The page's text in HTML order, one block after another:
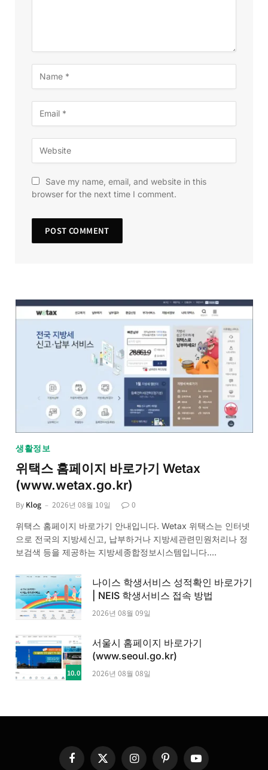
Save my name, email, and website in this
browser for the next time I comment.
생활정보
위택스 홈페이지 바로가기 Wetax
(www.wetax.go.kr)
By Klog 2026년 08월 10일 0
위택스 홈페이지 바로가기 안내입니다. Wetax 위택스는 인터넷
으로 전국의 지방세신고, 납부하거나 지방세관련민원처리나 정
보검색 등을 제공하는 지방세종합정보시스템입니다.…
나이스 학생서비스 성적확인 바로가기
| NEIS 학생서비스 접속 방법
2026년 08월 09일
10.0
서울시 홈페이지 바로가기
(www.seoul.go.kr)
2026년 08월 08일
Facebook
X
InstagramPinterestYouTube